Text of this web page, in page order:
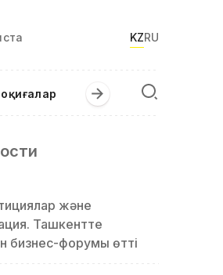
KZRU
оқиғалар
және
Ташкентте
бизнес-форумы өтті